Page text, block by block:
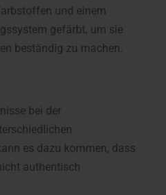
und einem
gefärbt, um sie
beständig zu machen.
bei der
es dazu kommen, dass
authentisch